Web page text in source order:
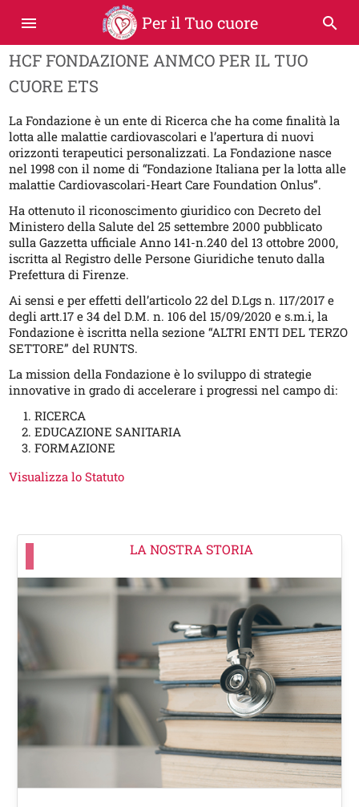
menu Per il Tuo cuore search
HCF FONDAZIONE ANMCO PER IL TUO
CUORE ETS
La Fondazione è un ente di Ricerca che ha come finalità la
lotta alle malattie cardiovascolari e l’apertura di nuovi
orizzonti terapeutici personalizzati. La Fondazione nasce
nel 1998 con il nome di “Fondazione Italiana per la lotta alle
malattie Cardiovascolari-Heart Care Foundation Onlus”.
Ha ottenuto il riconoscimento giuridico con Decreto del
Ministero della Salute del 25 settembre 2000 pubblicato
sulla Gazzetta ufficiale Anno 141-n.240 del 13 ottobre 2000,
iscritta al Registro delle Persone Giuridiche tenuto dalla
Prefettura di Firenze.
Ai sensi e per effetti dell’articolo 22 del D.Lgs n. 117/2017 e
degli artt.17 e 34 del D.M. n. 106 del 15/09/2020 e s.m.i, la
Fondazione è iscritta nella sezione “ALTRI ENTI DEL TERZO
SETTORE” del RUNTS.
La mission della Fondazione è lo sviluppo di strategie
innovative in grado di accelerare i progressi nel campo di:
RICERCA
EDUCAZIONE SANITARIA
FORMAZIONE
Visualizza lo Statuto
LA NOSTRA STORIA